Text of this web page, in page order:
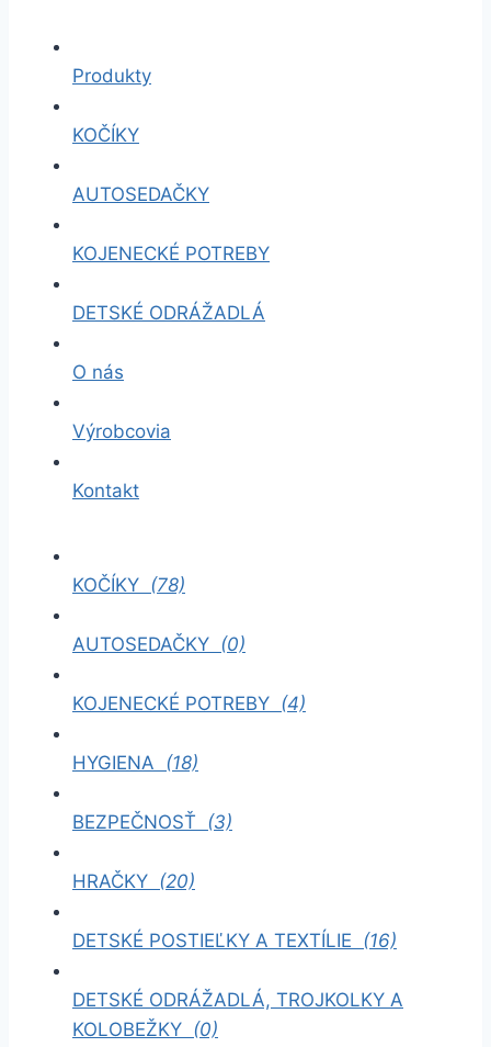
Produkty
KOČÍKY
AUTOSEDAČKY
KOJENECKÉ POTREBY
DETSKÉ ODRÁŽADLÁ
O nás
Výrobcovia
Kontakt
KOČÍKY (78)
AUTOSEDAČKY (0)
KOJENECKÉ POTREBY (4)
HYGIENA (18)
BEZPEČNOSŤ (3)
HRAČKY (20)
DETSKÉ POSTIEĽKY A TEXTÍLIE (16)
DETSKÉ ODRÁŽADLÁ, TROJKOLKY A
KOLOBEŽKY (0)